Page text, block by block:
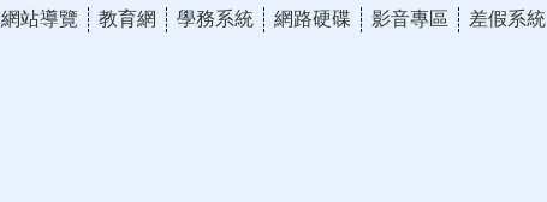
網站導覽 教育網 學務系統 網路硬碟 影音專區 差假系統